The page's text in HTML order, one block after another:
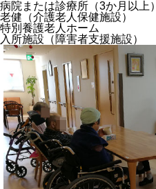
病院または診療所（3か月以上）
老健（介護老人保健施設）
特別養護老人ホーム
入所施設（障害者支援施設）